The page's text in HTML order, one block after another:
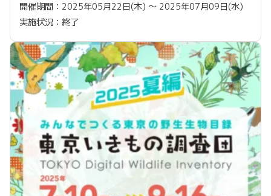
開催期間：2025年05月22日(木) 〜 2025年07月09日(水)
実施状況：終了